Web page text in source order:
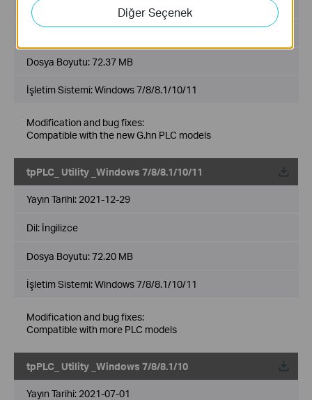
Yayın Tarihi:
Dosya Boyutu:72.37 MB
İşletim Sistemi: Windows 7/8/8.1/10/11
Modification and bug fixes:
Compatible with the new G.hn PLC models
tpPLC_ Utility _Windows 7/8/8.1/10/11
Yayın Tarihi: 2021-12-29
Dil: İngilizce
Dosya Boyutu:72.20 MB
İşletim Sistemi: Windows 7/8/8.1/10/11
Modification and bug fixes:
Compatible with more PLC models
tpPLC_ Utility _Windows 7/8/8.1/10
Yayın Tarihi: 2021-07-01
Diğer Seçenek